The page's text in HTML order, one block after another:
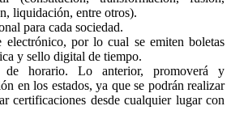
liquidación, entre otros).
para cada sociedad.
electrónico, por lo cual se emiten boletas
y sello digital de tiempo.
de horario. Lo anterior, promoverá y
en los estados, ya que se podrán realizar
certificaciones desde cualquier lugar con